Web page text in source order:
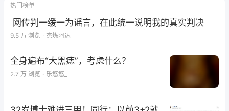
热门榜单
网传判一缓一为谣言，在此统一说明我的真实判决
9.5 万 浏览 · 杰炼阿达
全身遍布“大黑痣”，考虑什么？
2.7 万 浏览 · 乐悠悠_